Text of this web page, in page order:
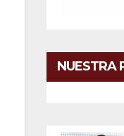
NUESTRA